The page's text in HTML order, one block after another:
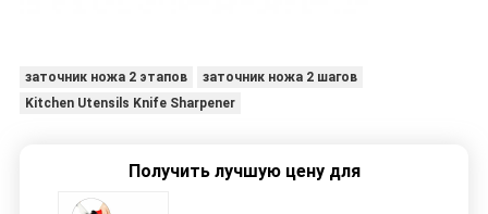
заточник ножа 2 этапов
заточник ножа 2 шагов
Kitchen Utensils Knife Sharpener
Получить лучшую цену для